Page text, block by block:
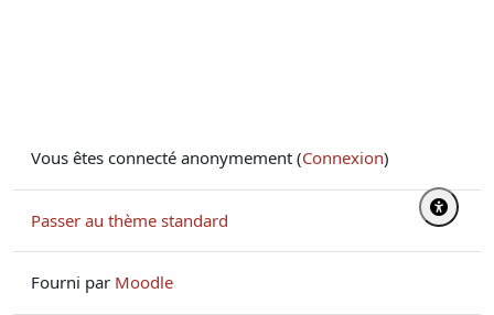
Vous êtes connecté anonymement (Connexion)
Passer au thème standard
Fourni par Moodle